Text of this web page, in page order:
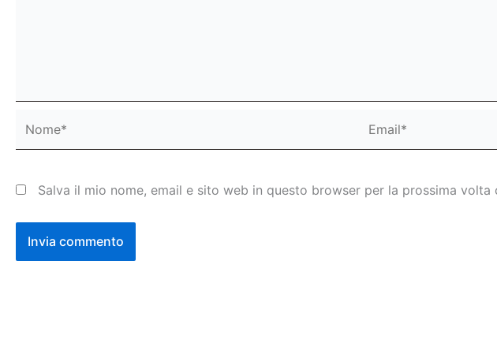
Salva il mio nome, email e sito web in questo browser per la prossima volta